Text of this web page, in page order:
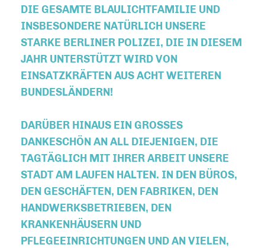
DIE GESAMTE BLAULICHTFAMILIE UND
INSBESONDERE NATÜRLICH UNSERE
STARKE BERLINER POLIZEI, DIE IN DIESEM
JAHR UNTERSTÜTZT WIRD VON
EINSATZKRÄFTEN AUS ACHT WEITEREN
BUNDESLÄNDERN!
DARÜBER HINAUS EIN GROSSES D
ANKESCHÖN AN ALL DIEJENIGEN, DIE T
AGTÄGLICH MIT IHRER ARBEIT UNSERE S
TADT AM LAUFEN HALTEN. IN DEN BÜROS, D
EN GESCHÄFTEN, DEN FABRIKEN, DEN H
ANDWERKSBETRIEBEN, DEN K
RANKENHÄUSERN UND P
FLEGEEINRICHTUNGEN UND AN VIELEN, V